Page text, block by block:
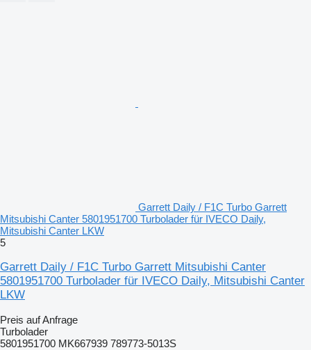
Garrett Daily / F1C Turbo Garrett
Mitsubishi Canter 5801951700 Turbolader für IVECO Daily,
Mitsubishi Canter LKW
5
Garrett Daily / F1C Turbo Garrett Mitsubishi Canter
5801951700 Turbolader für IVECO Daily, Mitsubishi Canter
LKW
Preis auf Anfrage
Turbolader
5801951700 MK667939 789773-5013S